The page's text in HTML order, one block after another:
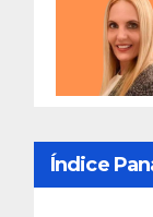
Índice